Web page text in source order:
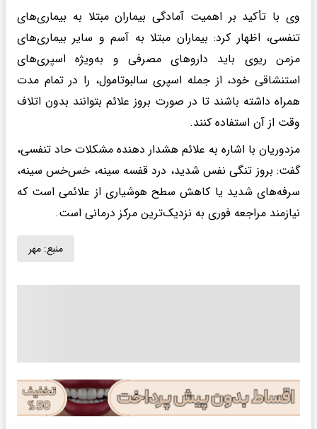
وی با تأکید بر اهمیت آمادگی بیماران مبتلا به بیماری‌های
تنفسی، اظهار کرد: بیماران مبتلا به آسم و سایر بیماری‌های
مزمن ریوی باید داروهای مصرفی و به‌ویژه اسپری‌های
استنشاقی خود، از جمله اسپری سالبوتامول، را در تمام مدت
همراه داشته باشند تا در صورت بروز علائم بتوانند بدون اتلاف
وقت از آن استفاده کنند.
مزدوریان با اشاره به علائم هشدار دهنده مشکلات حاد تنفسی،
گفت: بروز تنگی نفس شدید، درد قفسه سینه، خس‌خس سینه،
سرفه‌های شدید یا کاهش سطح هوشیاری از علائمی است که
نیازمند مراجعه فوری به نزدیک‌ترین مرکز درمانی است.
منبع: مهر